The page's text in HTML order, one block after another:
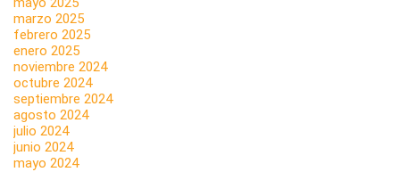
marzo 2025
febrero 2025
enero 2025
noviembre 2024
octubre 2024
septiembre 2024
agosto 2024
julio 2024
junio 2024
mayo 2024